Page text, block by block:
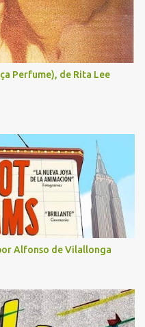
Perfume), de Rita Lee
Alfonso de Vilallonga